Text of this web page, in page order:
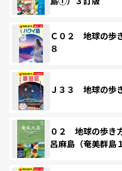
Ｃ０２ 地球の歩
８
Ｊ３３ 地球の歩
０２ 地球の歩
呂麻島（奄美群